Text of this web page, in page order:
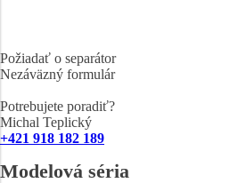
Požiadať o separátor
Nezáväzný formulár
Potrebujete poradiť?
Michal Teplický
+421 918 182 189
Modelová séria